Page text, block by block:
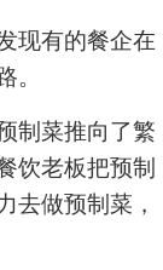
现有的餐企在
。
制菜推向了繁
饮老板把预制
去做预制菜，